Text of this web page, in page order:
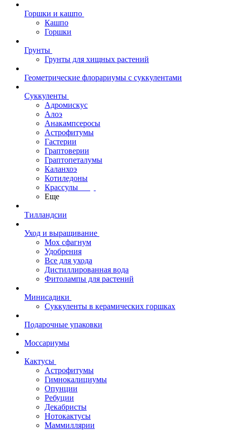
Горшки и кашпо
Кашпо
Горшки
Грунты
Грунты для хищных растений
Геометрические флорариумы с суккулентами
Суккуленты
Адромискус
Алоэ
Анакампсеросы
Астрофитумы
Гастерии
Граптоверии
Граптопеталумы
Каланхоэ
Котиледоны
Крассулы
Еще
Тилландсии
Уход и выращивание
Мох сфагнум
Удобрения
Все для ухода
Дистиллированная вода
Фитолампы для растений
Минисадики
Суккуленты в керамических горшках
Подарочные упаковки
Моссариумы
Кактусы
Астрофитумы
Гимнокалициумы
Опунции
Ребуции
Декабристы
Нотокактусы
Маммиллярии